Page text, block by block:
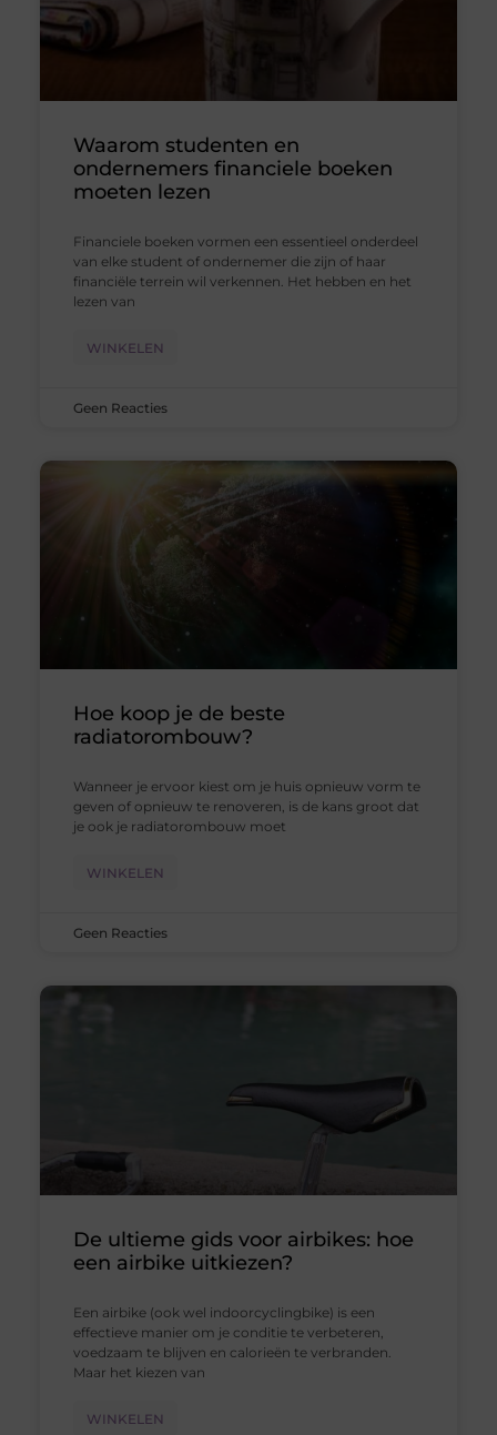
Waarom studenten en
ondernemers financiele boeken
moeten lezen
Financiele boeken vormen een essentieel onderdeel
van elke student of ondernemer die zijn of haar
financiële terrein wil verkennen. Het hebben en het
lezen van
WINKELEN
Geen Reacties
Hoe koop je de beste
radiatorombouw?
Wanneer je ervoor kiest om je huis opnieuw vorm te
geven of opnieuw te renoveren, is de kans groot dat
je ook je radiatorombouw moet
WINKELEN
Geen Reacties
De ultieme gids voor airbikes: hoe
een airbike uitkiezen?
Een airbike (ook wel indoorcyclingbike) is een
effectieve manier om je conditie te verbeteren,
voedzaam te blijven en calorieën te verbranden.
Maar het kiezen van
WINKELEN